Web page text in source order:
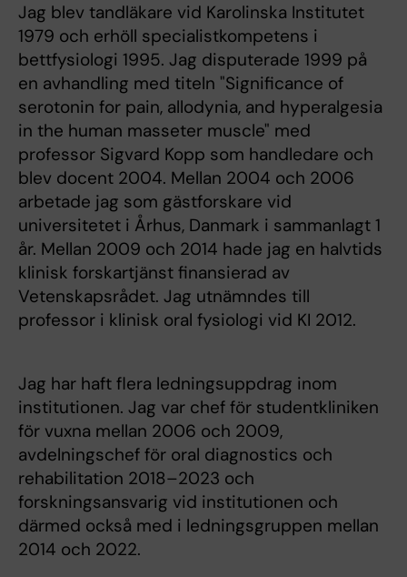
Jag blev tandläkare vid Karolinska Institutet
1979 och erhöll specialistkompetens i
bettfysiologi 1995. Jag disputerade 1999 på
en avhandling med titeln "Significance of
serotonin for pain, allodynia, and hyperalgesia
in the human masseter muscle" med
professor Sigvard Kopp som handledare och
blev docent 2004. Mellan 2004 och 2006
arbetade jag som gästforskare vid
universitetet i Århus, Danmark i sammanlagt 1
år. Mellan 2009 och 2014 hade jag en halvtids
klinisk forskartjänst finansierad av
Vetenskapsrådet. Jag utnämndes till
professor i klinisk oral fysiologi vid KI 2012.
Jag har haft flera ledningsuppdrag inom
institutionen. Jag var chef för studentkliniken
för vuxna mellan 2006 och 2009,
avdelningschef för oral diagnostics och
rehabilitation 2018–2023 och
forskningsansvarig vid institutionen och
därmed också med i ledningsgruppen mellan
2014 och 2022.